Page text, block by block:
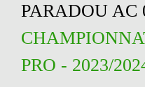
PARADOU AC
PRO - 2023/